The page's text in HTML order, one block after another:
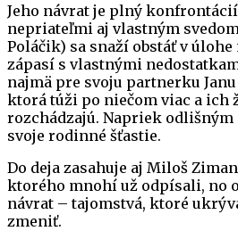
Jeho návrat je plný
nepriateľmi aj vlastným
Poláčik) sa snaží obstáť v úlohe
zápasí s vlastnými
najmä pre svoju partnerku
ktorá túži po niečom viac a ich
rozchádzajú. Napriek odlišným
svoje rodinné šťastie.
Do deja zasahuje aj Miloš
ktorého mnohí už odpísali, no
návrat – tajomstvá, ktoré
zmeniť.